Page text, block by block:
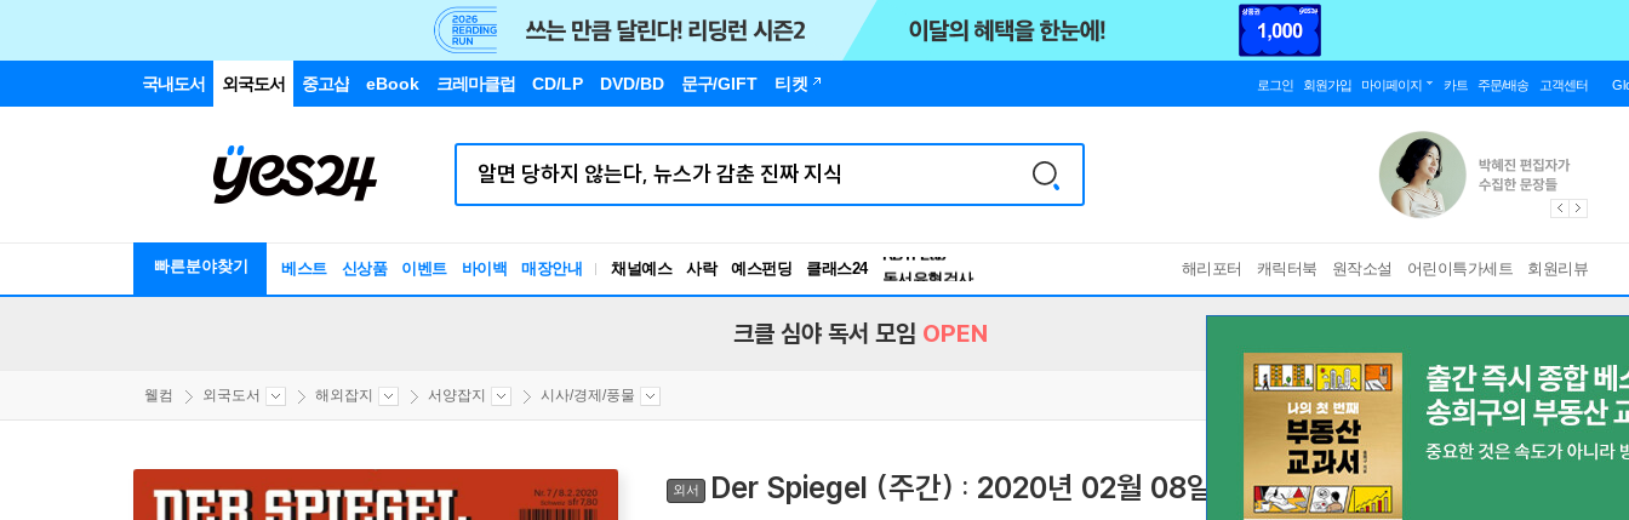
국내도서 외국도서 중고샵 eBook 크레마클럽 CD/LP DVD/BD 문구/GIFT 티켓 로그인 회원가입 마이페이지 카트 주문/배송 고객센터
빠른분야찾기 베스트 신상품 이벤트 바이백 매장안내 채널예스 사락 예스펀딩 클래스24
독서유형검사
해리포터 캐릭터북 원작소설 어린이특가세트 회원리뷰
크클 심야 독서 모임 OPEN
웰컴 외국도서 해외잡지 서양잡지 시사/경제/풍물
외서 Der Spiegel (주간) : 2020년 02월 08일 [ 발행국 : 독일 ] 바인딩 & 에디션 안내